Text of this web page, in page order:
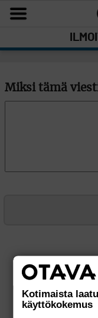
Miksi tämä
Kotimaista
käyttökokemus